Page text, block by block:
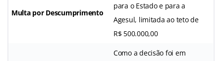
Multa por Descumprimento
para o Estado e para a
Agesul, limitada ao teto de
R$ 500.000,00
Como a decisão foi em